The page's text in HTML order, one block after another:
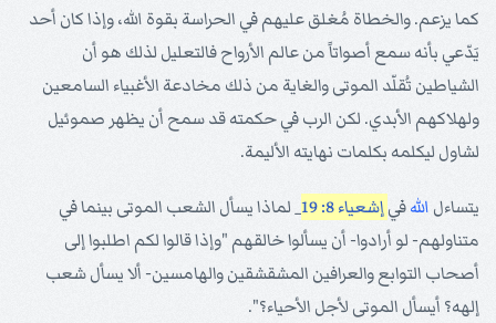
كما يزعم. والخطاة مُغلق عليهم في الحراسة بقوة الله، وإذا كان أحد
يَدّعي بأنه سمع أصواتاً من عالم الأرواح فالتعليل لذلك هو أن
الشياطين تُقلّد الموتى والغاية من ذلك مخادعة الأغبياء السامعين
ولهلاكهم الأبدي. لكن الرب في حكمته قد سمح أن يظهر صموئيل
لشاول ليكلمه بكلمات نهايته الأليمة.
يتساءل اللهفيإشعياء 8: 19
_ لماذا يسأل الشعب الموتى بينما في
متناولهم- لو أرادوا- أن يسألوا خالقهم "وإذا قالوا لكم اطلبوا إلى
أصحاب التوابع والعرافين المشقشقين والهامسين- ألا يسأل شعب
إلهه؟ أيسأل الموتى لأجل الأحياء؟".